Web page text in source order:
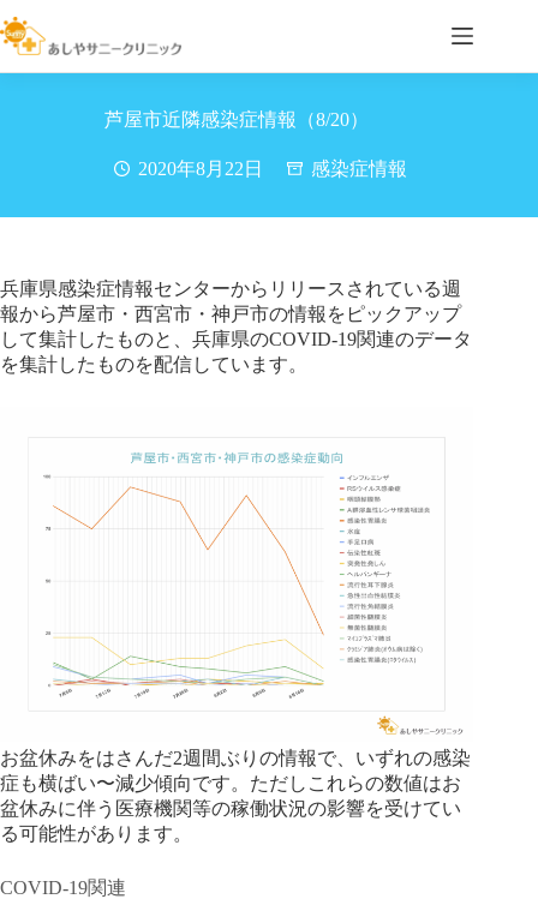
ン
テ
芦屋市近隣感染症情報（8/20）
2020年8月22日 感染症情報
兵庫県感染症情報センターからリリースされている週
報から芦屋市・西宮市・神戸市の情報をピックアップ
して集計したものと、兵庫県のCOVID-19関連のデータ
を集計したものを配信しています。
お盆休みをはさんだ2週間ぶりの情報で、いずれの感染
症も横ばい〜減少傾向です。ただしこれらの数値はお
盆休みに伴う医療機関等の稼働状況の影響を受けてい
る可能性があります。
COVID-19関連